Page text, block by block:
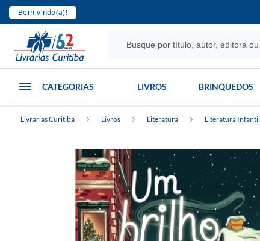
Bem-vindo(a)!
CATEGORIAS LIVROS BRINQUEDOS
Livrarias Curitiba Livros Literatura Literatura Infantil